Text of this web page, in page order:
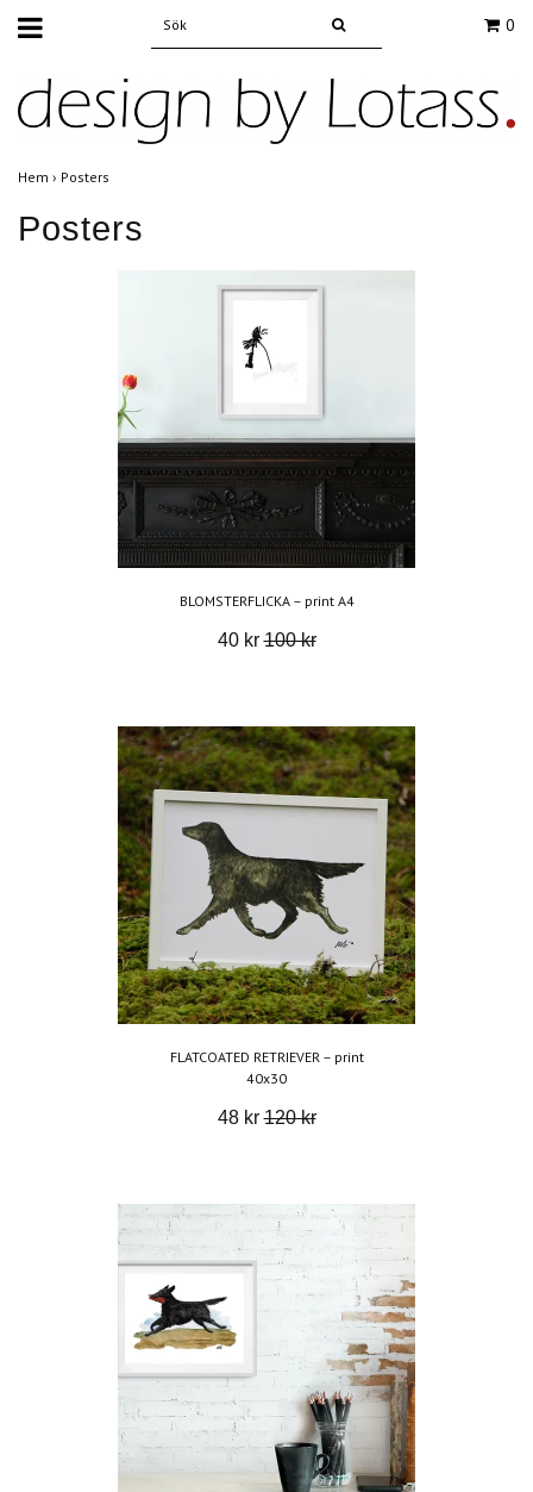
0
Hem › Posters
Posters
BLOMSTERFLICKA – print A4
40 kr100 kr
FLATCOATED RETRIEVER – print
40x30
48 kr120 kr